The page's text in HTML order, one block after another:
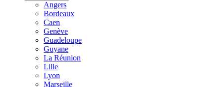
Angers
Bordeaux
Caen
Genève
Guadeloupe
Guyane
La Réunion
Lille
Lyon
Marseille